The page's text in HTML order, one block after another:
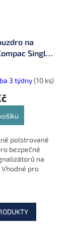
na
Singlez
3 týdny(10 ks)
polstrované
bezpečné
na
pro